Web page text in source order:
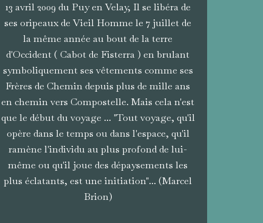
13 avril 2009 du Puy en Velay, Il se libéra de
ses oripeaux de Vieil Homme le 7 juillet de
la même année au bout de la terre
d'Occident ( Cabot de Fisterra ) en brulant
symboliquement ses vêtements comme ses
Frères de Chemin depuis plus de mille ans
en chemin vers Compostelle. Mais cela n'est
que le début du voyage ... "Tout voyage, qu'il
opère dans le temps ou dans l'espace, qu'il
ramène l'individu au plus profond de lui-
même ou qu'il joue des dépaysements les
plus éclatants, est une initiation"... (Marcel
Brion)